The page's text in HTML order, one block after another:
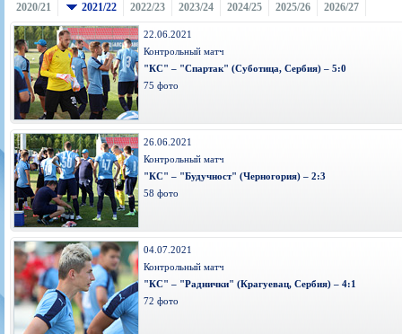
Закупки
Вакансии
Документы
FONBET Кубок России
Матчи
Молодежная команда
Календарь
Таблица
Шахматка
Статистика состава
Крылья Советов-2
Календарь
Таблица
Шахматка
Молодежное первенство
Кубок Премьер-лиги
Кубок ФНЛ
Стадион "Металлург"
2020/21 2021/22 2022/23 2023/24 2024/25 2025/26 2026/27
22.06.2021
Контрольный матч
"КС" – "Спартак" (Суботица, Сербия) – 5:0
75 фото
26.06.2021
Контрольный матч
"КС" – "Будучност" (Черногория) – 2:3
58 фото
04.07.2021
Контрольный матч
"КС" – "Раднички" (Крагуевац, Сербия) – 4:1
72 фото